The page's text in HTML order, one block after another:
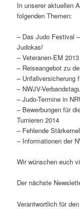
In unserer aktuellen
folgenden Themen:
– Das Judo Festival
Judokas!
– Veteranen-EM
– Reiseangebot zu
– Unfallversicherung
– NWJV-
– Judo-Termine in
– Bewerbungen für
Turnieren 2014
– Fehlende
– Informationen der
Wir wünschen euch
Der nächste
Verantwortlich für